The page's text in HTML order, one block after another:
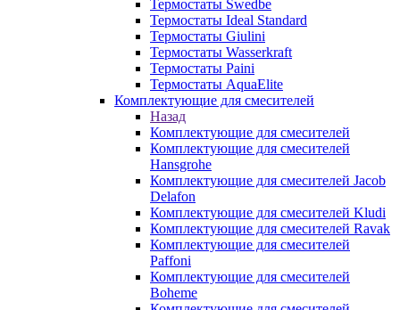
Термостаты Swedbe
Термостаты Ideal Standard
Термостаты Giulini
Термостаты Wasserkraft
Термостаты Paini
Термостаты AquaElite
Комплектующие для смесителей
Назад
Комплектующие для смесителей
Комплектующие для смесителей
Hansgrohe
Комплектующие для смесителей Jacob
Delafon
Комплектующие для смесителей Kludi
Комплектующие для смесителей Ravak
Комплектующие для смесителей
Paffoni
Комплектующие для смесителей
Boheme